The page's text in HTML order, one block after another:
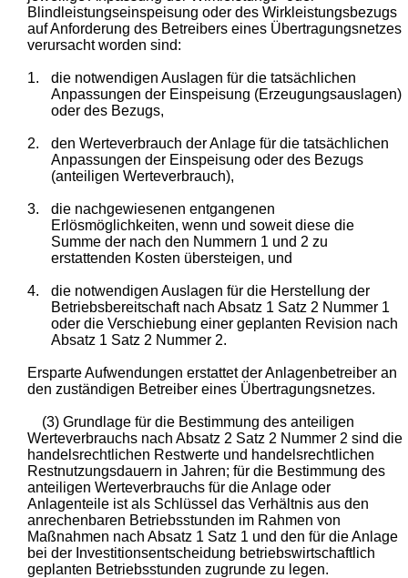
Blindleistungseinspeisung oder des Wirkleistungsbezugs
auf Anforderung des Betreibers eines Übertragungsnetzes
verursacht worden sind:
1.
die notwendigen Auslagen für die tatsächlichen
Anpassungen der Einspeisung (Erzeugungsauslagen)
oder des Bezugs,
2.
den Werteverbrauch der Anlage für die tatsächlichen
Anpassungen der Einspeisung oder des Bezugs
(anteiligen Werteverbrauch),
3.
die nachgewiesenen entgangenen
Erlösmöglichkeiten, wenn und soweit diese die
Summe der nach den Nummern 1 und 2 zu
erstattenden Kosten übersteigen, und
4.
die notwendigen Auslagen für die Herstellung der
Betriebsbereitschaft nach Absatz 1 Satz 2 Nummer 1
oder die Verschiebung einer geplanten Revision nach
Absatz 1 Satz 2 Nummer 2.
Ersparte Aufwendungen erstattet der Anlagenbetreiber an
den zuständigen Betreiber eines Übertragungsnetzes.
(3) Grundlage für die Bestimmung des anteiligen
Werteverbrauchs nach Absatz 2 Satz 2 Nummer 2 sind die
handelsrechtlichen Restwerte und handelsrechtlichen
Restnutzungsdauern in Jahren; für die Bestimmung des
anteiligen Werteverbrauchs für die Anlage oder
Anlagenteile ist als Schlüssel das Verhältnis aus den
anrechenbaren Betriebsstunden im Rahmen von
Maßnahmen nach Absatz 1 Satz 1 und den für die Anlage
bei der Investitionsentscheidung betriebswirtschaftlich
geplanten Betriebsstunden zugrunde zu legen.